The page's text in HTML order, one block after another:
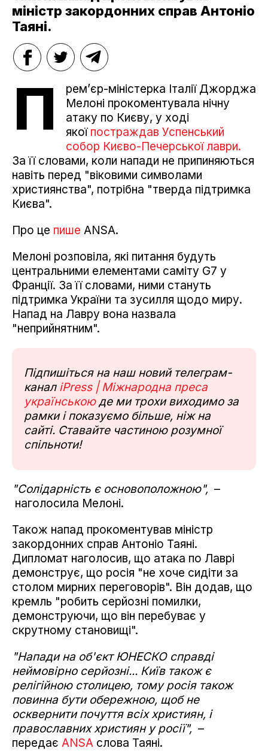
міністр закордонних справ Антоніо
Таяні.
П
ремʼєр-міністерка Італії Джорджа
Мелоні прокоментувала нічну
атаку по Києву, у ході
якої постраждав Успенський
собор Києво-Печерської лаври.
За її словами, коли напади не припиняються
навіть перед "віковими символами
християнства", потрібна "тверда підтримка
Києва".
Про це пише ANSA.
Мелоні розповіла, які питання будуть
центральними елементами саміту G7 у
Франції. За її словами, ними стануть
підтримка України та зусилля щодо миру.
Напад на Лавру вона назвала
"неприйнятним".
Підпишіться на наш новий телеграм-
канал iPress | Міжнародна преса
українськоюде ми трохи виходимо за
рамки і показуємо більше, ніж на
сайті. Ставайте частиною розумної
спільноти!
"Солідарність є основоположною", –
наголосила Мелоні.
Також напад прокоментував міністр
закордонних справ Антоніо Таяні.
Дипломат наголосив, що атака по Лаврі
демонструє, що росія "не хоче сидіти за
столом мирних переговорів". Він додав, що
кремль "робить серйозні помилки,
демонструючи, що він перебуває у
скрутному становищі".
"Напади на об'єкт ЮНЕСКО справді
неймовірно серйозні... Київ також є
релігійною столицею, тому росія також
повинна бути обережною, щоб не
осквернити почуття всіх християн, і
православних християн у росії", –
передає ANSA слова Таяні.